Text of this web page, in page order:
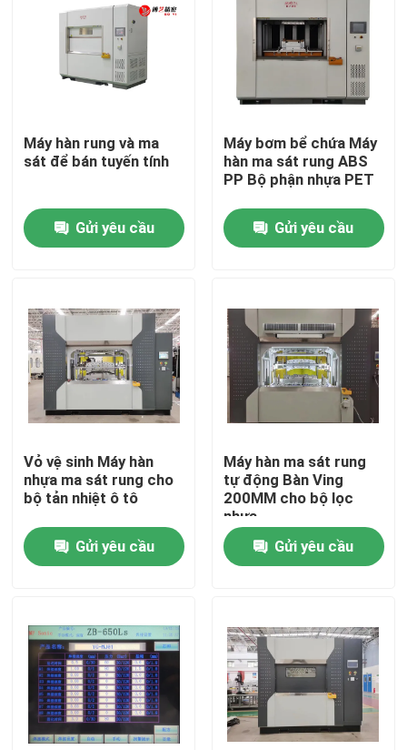
Nhà
Video
Về chúng tôi
Tham quan nhà máy
Kiểm soát chất lượng
Liên hệ chúng tôi
Yêu cầu báo giá
Máy hàn tấm nóng
Tấm hàn nhựa nóng
Máy hàn rung và ma
sát để bán tuyến tính
Gửi yêu cầu
Máy bơm bể chứa Máy
hàn ma sát rung ABS
PP Bộ phận nhựa PET
Gửi yêu cầu
Vỏ vệ sinh Máy hàn
nhựa ma sát rung cho
bộ tản nhiệt ô tô
Gửi yêu cầu
Máy hàn ma sát rung
tự động Bàn Ving
200MM cho bộ lọc
nhựa
Gửi yêu cầu